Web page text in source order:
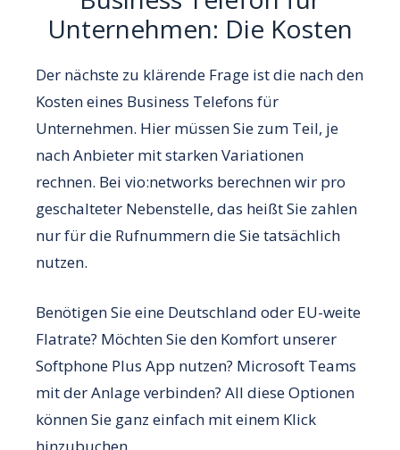
Unternehmen: Die Kosten
Der nächste zu klärende Frage ist die nach den
Kosten eines Business Telefons für
Unternehmen. Hier müssen Sie zum Teil, je
nach Anbieter mit starken Variationen
rechnen. Bei vio:networks berechnen wir pro
geschalteter Nebenstelle, das heißt Sie zahlen
nur für die Rufnummern die Sie tatsächlich
nutzen.
Benötigen Sie eine Deutschland oder EU-weite
Flatrate? Möchten Sie den Komfort unserer
Softphone Plus App nutzen? Microsoft Teams
mit der Anlage verbinden? All diese Optionen
können Sie ganz einfach mit einem Klick
hinzubuchen.